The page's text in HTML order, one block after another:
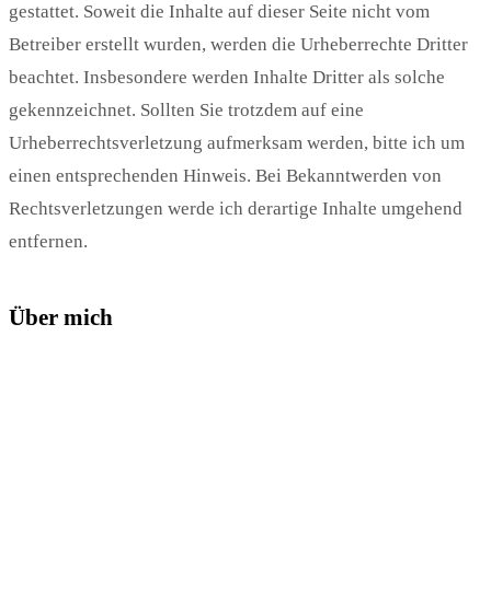
gestattet. Soweit die Inhalte auf dieser Seite nicht vom
Betreiber erstellt wurden, werden die Urheberrechte Dritter
beachtet. Insbesondere werden Inhalte Dritter als solche
gekennzeichnet. Sollten Sie trotzdem auf eine
Urheberrechtsverletzung aufmerksam werden, bitte ich um
einen entsprechenden Hinweis. Bei Bekanntwerden von
Rechtsverletzungen werde ich derartige Inhalte umgehend
entfernen.
Über mich